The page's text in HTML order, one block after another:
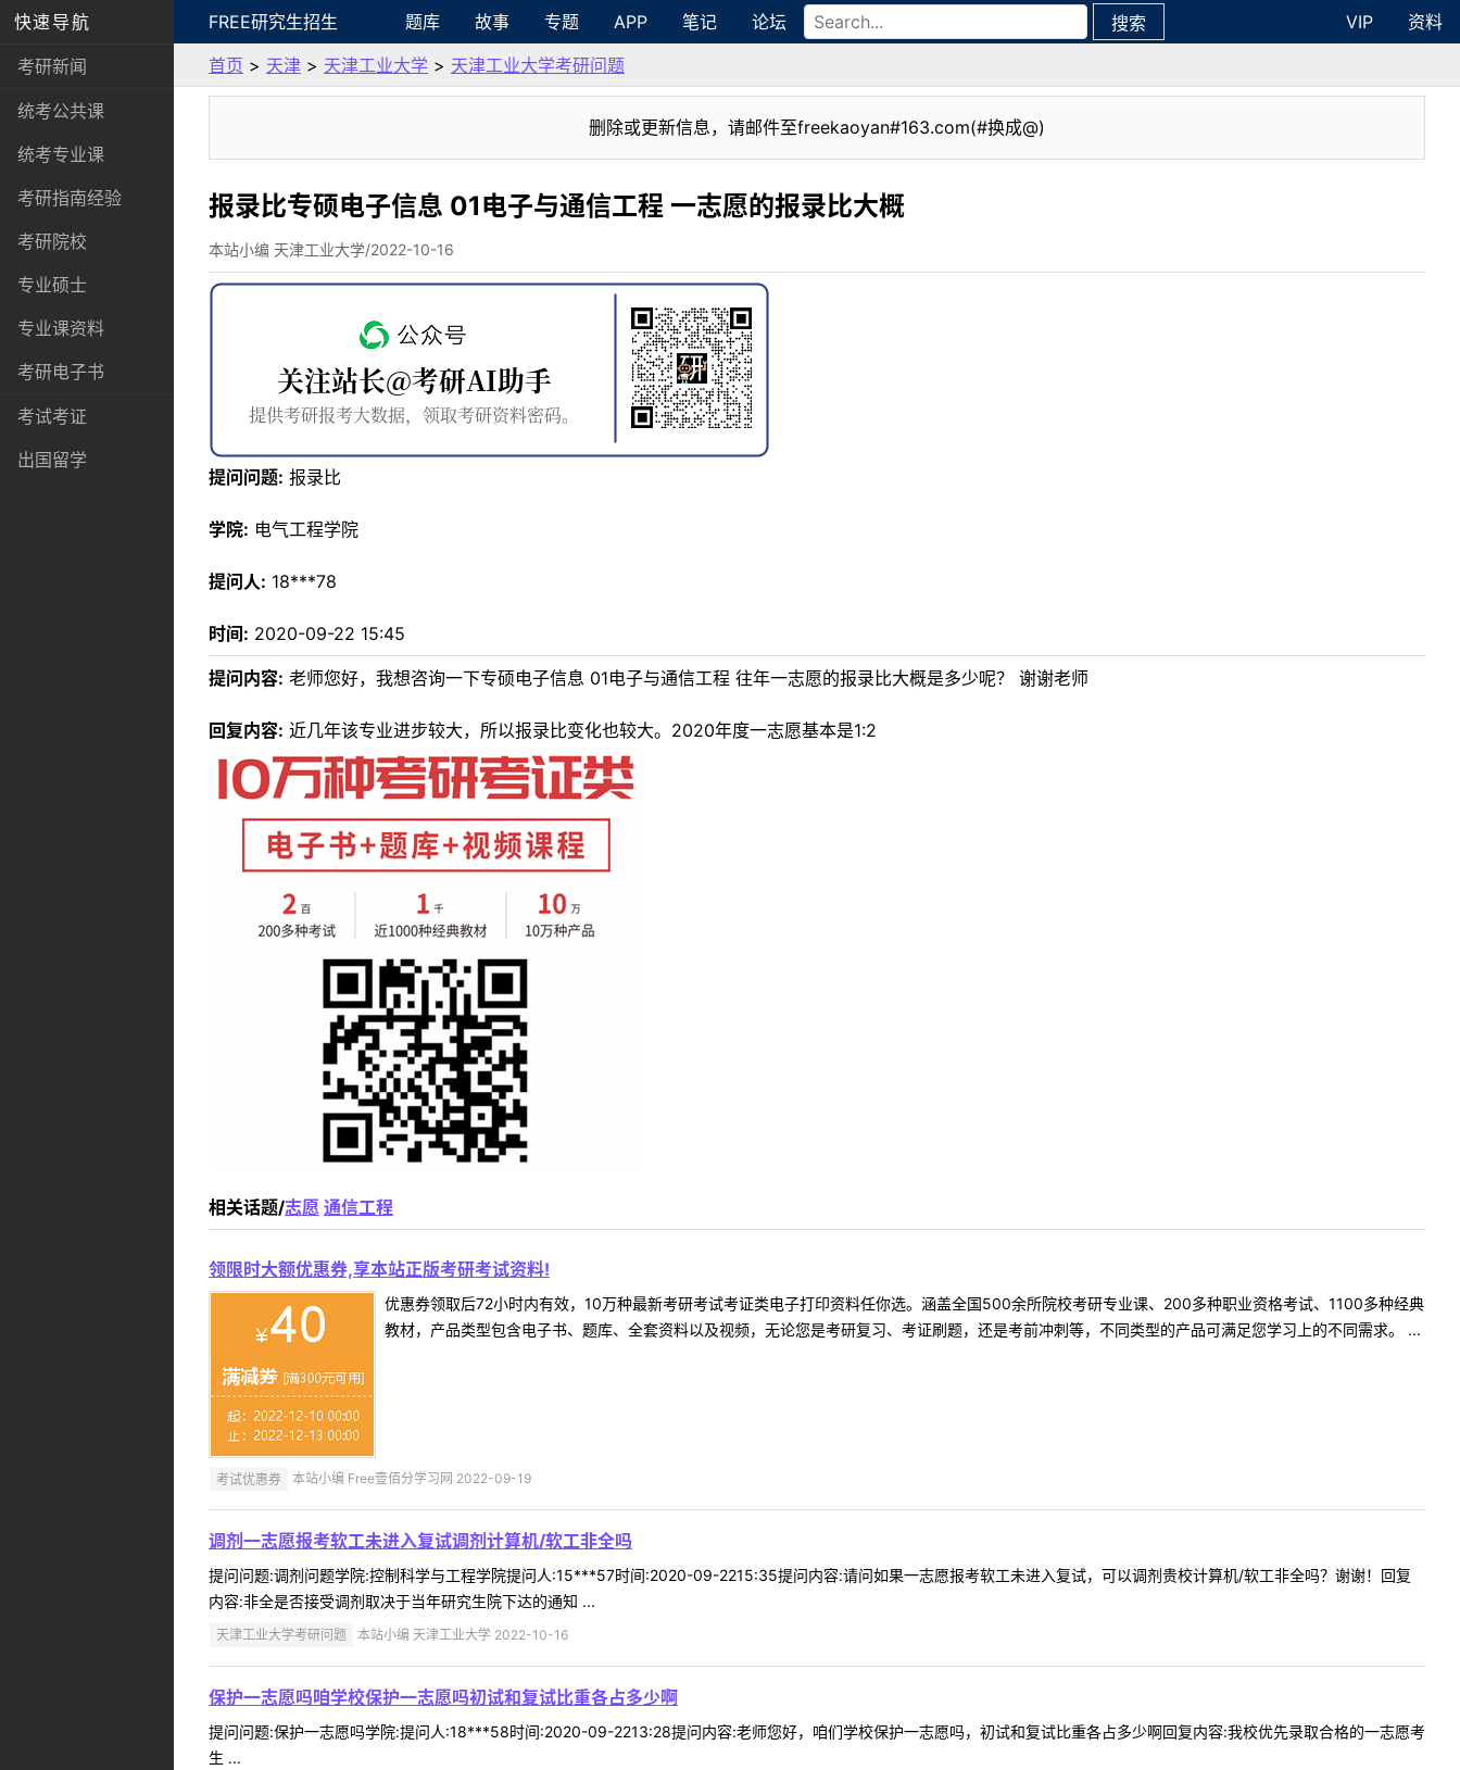
快速导航
考研新闻
统考公共课
统考专业课
考研指南经验
考研院校
专业硕士
专业课资料
考研电子书
考试考证
出国留学
FREE研究生招生 题库 故事 专题 APP 笔记 论坛 搜索 VIP
资料
首页 > 天津 > 天津工业大学 > 天津工业大学考研问题
删除或更新信息，请邮件至freekaoyan#163.com(#换成@)
报录比专硕电子信息 01电子与通信工程 一志愿的报录比大概
本站小编 天津工业大学/2022-10-16
提问问题: 报录比
学院: 电气工程学院
提问人: 18***78
时间: 2020-09-22 15:45
提问内容: 老师您好，我想咨询一下专硕电子信息 01电子与通信工程 往年一志愿的报录比大概是多少呢？ 谢谢老师
回复内容: 近几年该专业进步较大，所以报录比变化也较大。2020年度一志愿基本是1:2
相关话题/志愿 通信工程
领限时大额优惠券,享本站正版考研考试资料!
优惠券领取后72小时内有效，10万种最新考研考试考证类电子打印资料任你选。涵盖全国500余所院校考研专业课、200多种职业资格考试、1100多种经典
教材，产品类型包含电子书、题库、全套资料以及视频，无论您是考研复习、考证刷题，还是考前冲刺等，不同类型的产品可满足您学习上的不同需求。 ...
考试优惠券 本站小编 Free壹佰分学习网 2022-09-19
调剂一志愿报考软工未进入复试调剂计算机/软工非全吗
提问问题:调剂问题学院:控制科学与工程学院提问人:15***57时间:2020-09-2215:35提问内容:请问如果一志愿报考软工未进入复试，可以调剂贵校计算机/软工非全吗？谢谢！回复
内容:非全是否接受调剂取决于当年研究生院下达的通知 ...
天津工业大学考研问题 本站小编 天津工业大学 2022-10-16
保护一志愿吗咱学校保护一志愿吗初试和复试比重各占多少啊
提问问题:保护一志愿吗学院:提问人:18***58时间:2020-09-2213:28提问内容:老师您好，咱们学校保护一志愿吗，初试和复试比重各占多少啊回复内容:我校优先录取合格的一志愿考
生 ...